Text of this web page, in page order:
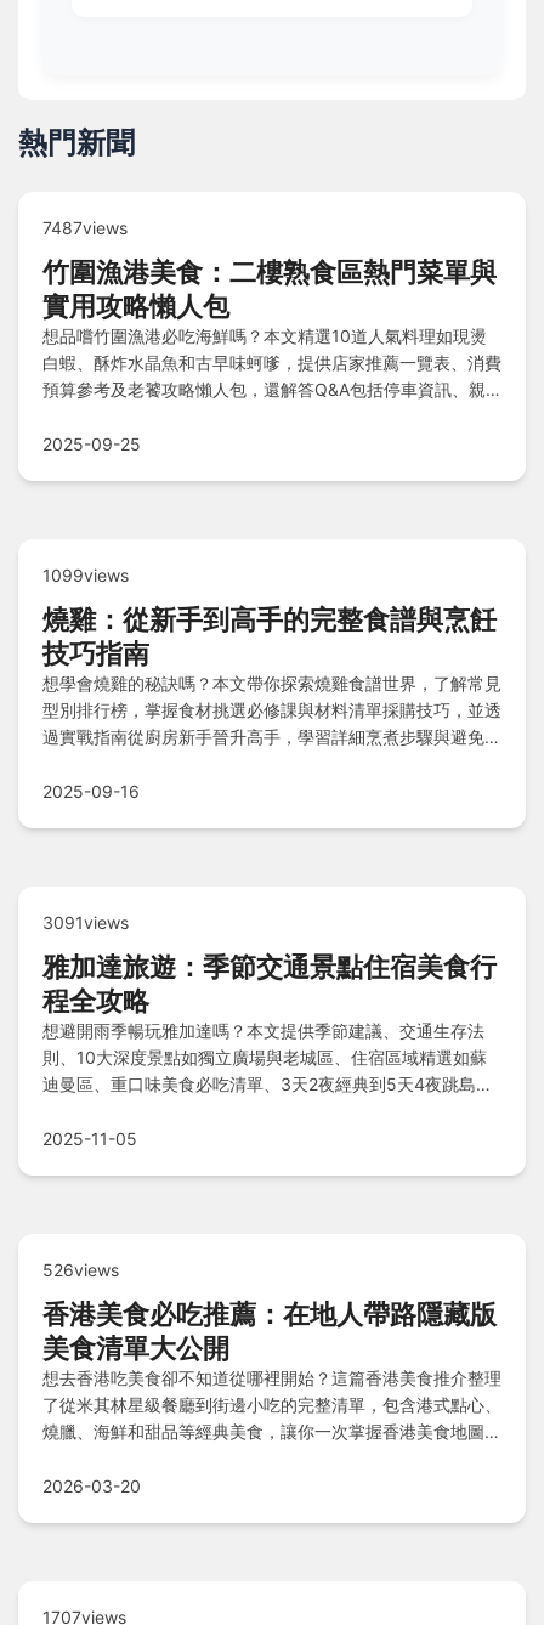
熱門新聞
7487views
竹圍漁港美食：二樓熟食區熱門菜單與
實用攻略懶人包
想品嚐竹圍漁港必吃海鮮嗎？本文精選10道人氣料理如現燙
白蝦、酥炸水晶魚和古早味蚵嗲，提供店家推薦一覽表、消費
預算參考及老饕攻略懶人包，還解答Q&A包括停車資訊、親
2025-09-25
1099views
燒雞：從新手到高手的完整食譜與烹飪
技巧指南
想學會燒雞的秘訣嗎？本文帶你探索燒雞食譜世界，了解常見
型別排行榜，掌握食材挑選必修課與材料清單採購技巧，並透
過實戰指南從廚房新手晉升高手，學習詳細烹煮步驟與避免常
2025-09-16
3091views
雅加達旅遊：季節交通景點住宿美食行
程全攻略
想避開雨季暢玩雅加達嗎？本文提供季節建議、交通生存法
則、10大深度景點如獨立廣場與老城區、住宿區域精選如蘇
迪曼區、重口味美食必吃清單、3天2夜經典到5天4夜跳島行
2025-11-05
526views
香港美食必吃推薦：在地人帶路隱藏版
美食清單大公開
想去香港吃美食卻不知道從哪裡開始？這篇香港美食推介整理
了從米其林星級餐廳到街邊小吃的完整清單，包含港式點心、
燒臘、海鮮和甜品等經典美食，讓你一次掌握香港美食地圖與
2026-03-20
1707views